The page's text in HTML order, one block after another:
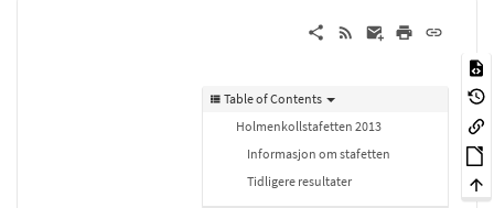
Table of Contents
Holmenkollstafetten 2013
Informasjon om stafetten
Tidligere resultater